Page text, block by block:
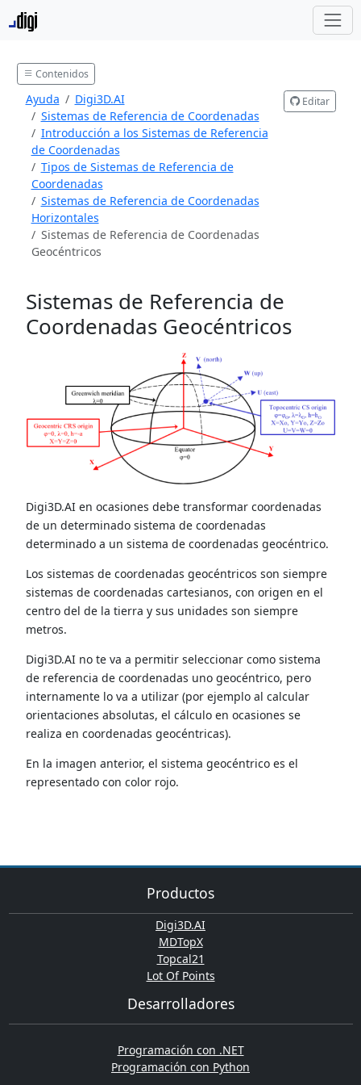
Contenidos
Ayuda
Digi3D.AI
Sistemas de Referencia de Coordenadas
Introducción a los Sistemas de Referencia
de Coordenadas
Tipos de Sistemas de Referencia de
Coordenadas
Sistemas de Referencia de Coordenadas
Horizontales
Sistemas de Referencia de Coordenadas
Geocéntricos
Editar
Sistemas de Referencia de
Coordenadas Geocéntricos
Digi3D.AI en ocasiones debe transformar coordenadas
de un determinado sistema de coordenadas
determinado a un sistema de coordenadas geocéntrico.
Los sistemas de coordenadas geocéntricos son siempre
sistemas de coordenadas cartesianos, con origen en el
centro del de la tierra y sus unidades son siempre
metros.
Digi3D.AI no te va a permitir seleccionar como sistema
de referencia de coordenadas uno geocéntrico, pero
internamente lo va a utilizar (por ejemplo al calcular
orientaciones absolutas, el cálculo en ocasiones se
realiza en coordenadas geocéntricas).
En la imagen anterior, el sistema geocéntrico es el
representado con color rojo.
Productos
Digi3D.AI
MDTopX
Topcal21
Lot Of Points
Desarrolladores
Programación con .NET
Programación con Python